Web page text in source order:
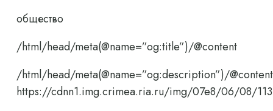
общество
/html/head/meta(@name=”og:title”)/@content
/html/head/meta(@name=”og:description”)/@content
https://cdnn1.img.crimea.ria.ru/img/07e8/06/08/